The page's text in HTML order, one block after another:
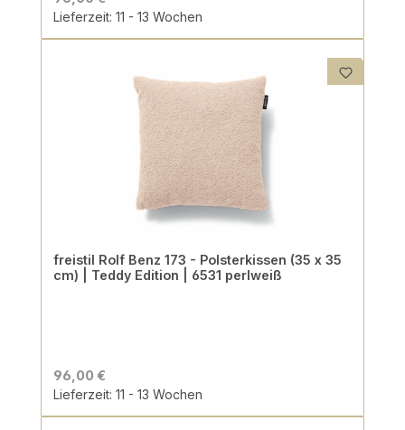
Lieferzeit: 11 - 13 Wochen
freistil Rolf Benz 173 - Polsterkissen (35 x 35
cm) | Teddy Edition | 6531 perlweiß
96,00 €
Lieferzeit: 11 - 13 Wochen